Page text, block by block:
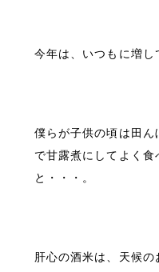
今年は、いつもに増し
僕らが子供の頃は田
で甘露煮にしてよく
と・・・。
肝心の酒米は、天候